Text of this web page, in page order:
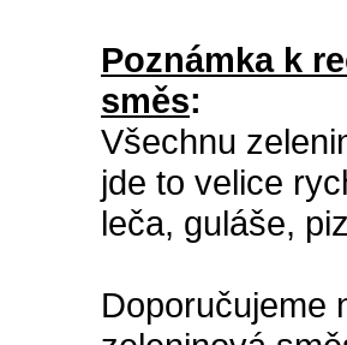
Poznámka k
směs:
Všechnu
jde to velice
leča, guláše,
Doporučujeme